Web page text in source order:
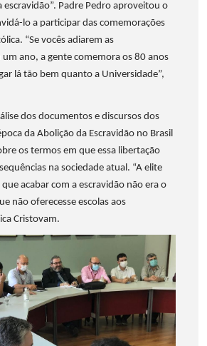
Padre Pedro aproveitou o
lo a participar das comemorações
“Se vocês adiarem as
ano, a gente comemora os 80 anos
lá tão bem quanto a Universidade”,
dos documentos e discursos dos
da Abolição da Escravidão no Brasil
os termos em que essa libertação
na sociedade atual. “A elite
acabar com a escravidão não era o
não oferecesse escolas aos
Cristovam.